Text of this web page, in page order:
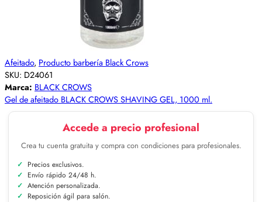
Afeitado, Producto barbería Black Crows
SKU: D24061
Marca: BLACK CROWS
Gel de afeitado BLACK CROWS SHAVING GEL, 1000 ml.
Accede a precio profesional
Crea tu cuenta gratuita y compra con condiciones para profesionales.
Precios exclusivos.
Envío rápido 24/48 h.
Atención personalizada.
Reposición ágil para salón.